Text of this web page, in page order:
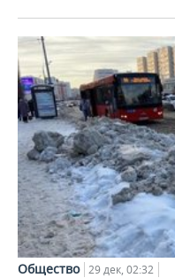
Общество 29 дек, 02:32